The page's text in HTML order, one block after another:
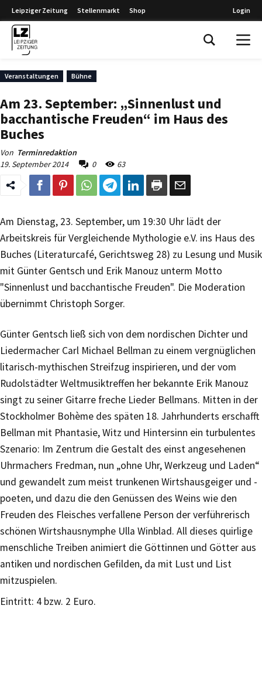
Leipziger Zeitung Stellenmarkt Shop Login
Veranstaltungen Bühne
Am 23. September: „Sinnenlust und
bacchantische Freuden“ im Haus des
Buches
Von Terminredaktion
19. September 2014
0 63
Am Dienstag, 23. September, um 19:30 Uhr lädt der
Arbeitskreis für Vergleichende Mythologie e.V. ins Haus des
Buches (Literaturcafé, Gerichtsweg 28) zu Lesung und Musik
mit Günter Gentsch und Erik Manouz unterm Motto
"Sinnenlust und bacchantische Freuden". Die Moderation
übernimmt Christoph Sorger.
Günter Gentsch ließ sich von dem nordischen Dichter und
Liedermacher Carl Michael Bellman zu einem vergnüglichen
litarisch-mythischen Streifzug inspirieren, und der vom
Rudolstädter Weltmusiktreffen her bekannte Erik Manouz
singt zu seiner Gitarre freche Lieder Bellmans. Mitten in der
Stockholmer Bohème des späten 18. Jahrhunderts erschafft
Bellman mit Phantasie, Witz und Hintersinn ein turbulentes
Szenario: Im Zentrum die Gestalt des einst angesehenen
Uhrmachers Fredman, nun „ohne Uhr, Werkzeug und Laden“
und gewandelt zum meist trunkenen Wirtshausgeiger und -
poeten, und dazu die den Genüssen des Weins wie den
Freuden des Fleisches verfallene Person der verführerisch
schönen Wirtshausnymphe Ulla Winblad. All dieses quirlige
menschliche Treiben animiert die Göttinnen und Götter aus
antiken und nordischen Gefilden, da mit Lust und List
mitzuspielen.
Eintritt: 4 bzw. 2 Euro.